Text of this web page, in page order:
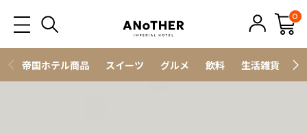
0
帝国ホテル商品 スイーツ グルメ 飲料 生活雑貨